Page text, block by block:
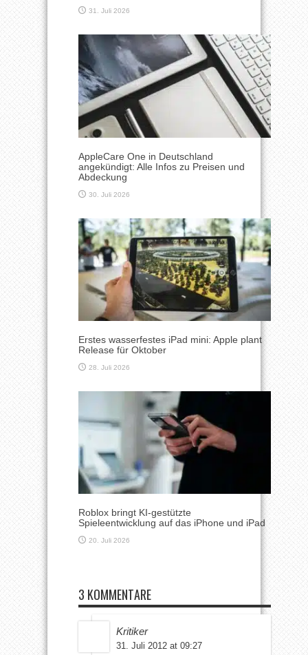
31. Juli 2026
AppleCare One in Deutschland
angekündigt: Alle Infos zu Preisen und
Abdeckung
30. Juli 2026
Erstes wasserfestes iPad mini: Apple plant
Release für Oktober
28. Juli 2026
Roblox bringt KI-gestützte
Spieleentwicklung auf das iPhone und iPad
20. Juli 2026
3 KOMMENTARE
Kritiker
31. Juli 2012 at 09:27